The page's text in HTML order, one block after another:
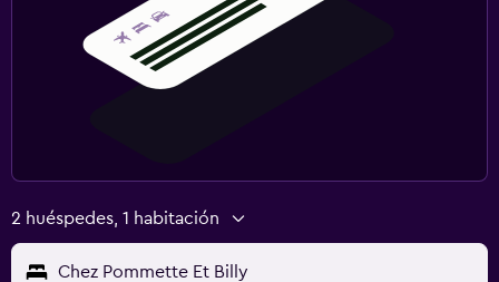
2 huéspedes, 1 habitación
Chez Pommette Et Billy